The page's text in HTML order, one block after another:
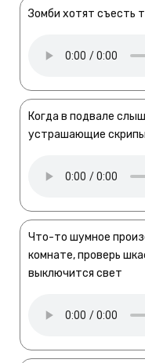
Зомби хотят съесть
Когда в подвале
устрашающие
Что-то шумное
комнате, проверь
выключится свет